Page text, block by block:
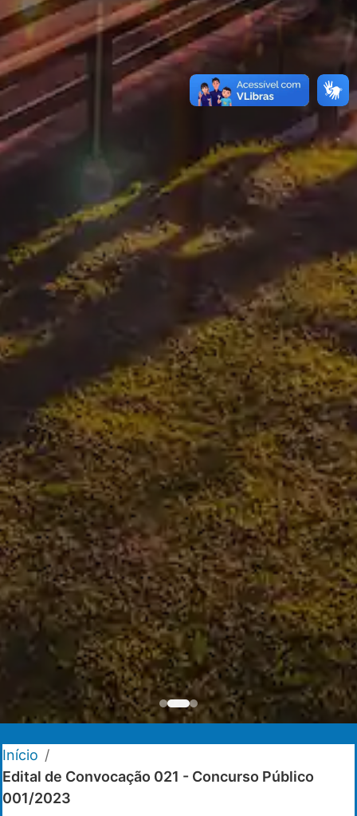
Início /
Edital de Convocação 021 - Concurso Público
001/2023